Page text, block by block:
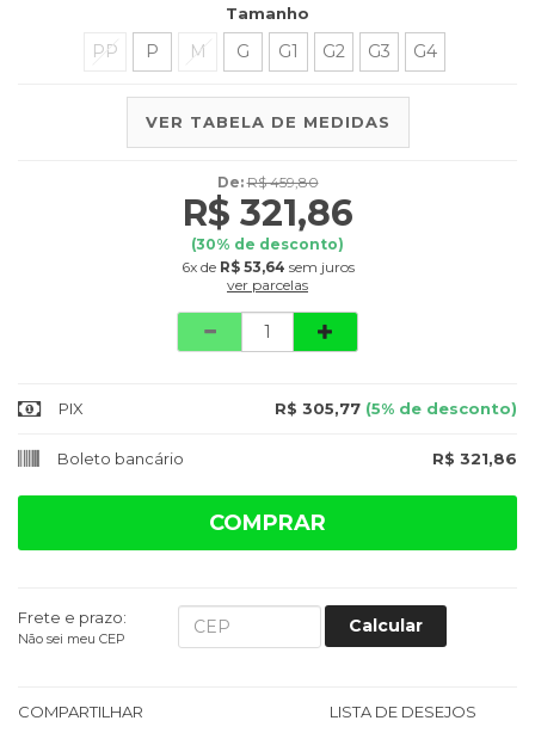
Tamanho
PP P M G G1 G2 G3 G4
VER TABELA DE MEDIDAS
De:R$ 459,80
R$ 321,86
(30% de desconto)
6xde R$ 53,64 sem juros
ver parcelas
PIX R$ 305,77 (5% de desconto)
Boleto bancário R$ 321,86
COMPRAR
Frete e prazo:
Não sei meu CEP
Calcular
COMPARTILHAR LISTA DE DESEJOS